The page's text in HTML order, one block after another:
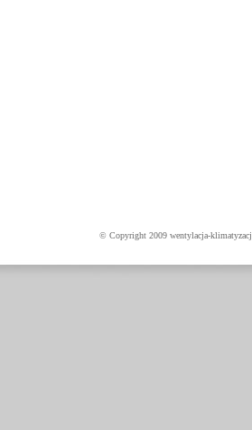
© Copyright 2009 wentylacja-